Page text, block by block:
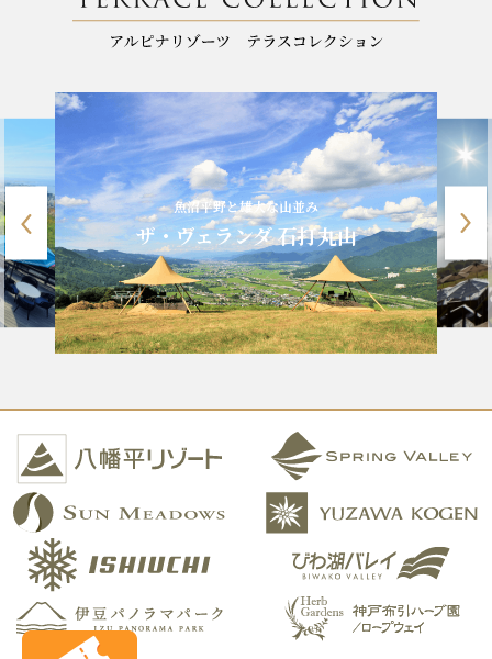
魚沼平野と雄大な山並み
ザ・ヴェランダ 石打丸山